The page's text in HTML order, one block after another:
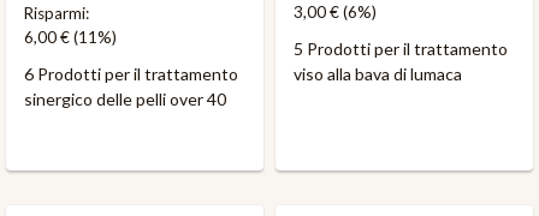
Risparmi:
6,00 €(11%)
6 Prodotti per il trattamento
sinergico delle pelli over 40
3,00 €(6%)
5 Prodotti per il trattamento
viso alla bava di lumaca